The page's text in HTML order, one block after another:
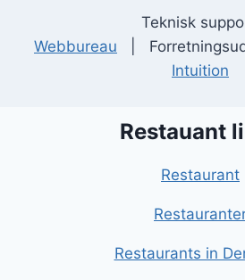
Teknisk
Webbureau |
Intuition
Restauant
Restaurant
Restaurants in